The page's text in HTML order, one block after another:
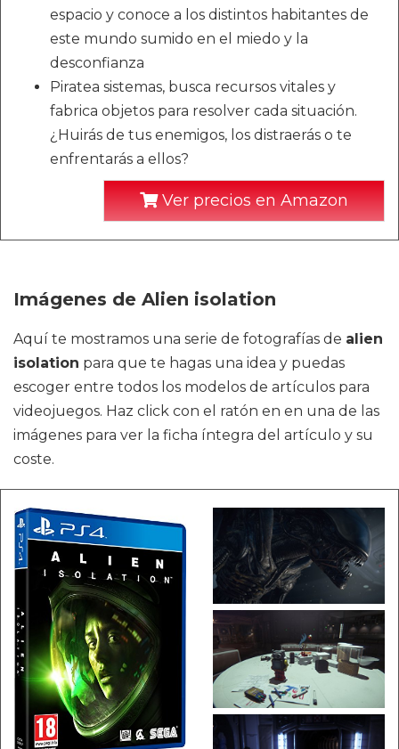
espacio y conoce a los distintos habitantes de
este mundo sumido en el miedo y la
desconfianza
Piratea sistemas, busca recursos vitales y
fabrica objetos para resolver cada situación.
¿Huirás de tus enemigos, los distraerás o te
enfrentarás a ellos?
Ver precios en Amazon
Imágenes de Alien isolation
Aquí te mostramos una serie de fotografías de alien
isolation para que te hagas una idea y puedas
escoger entre todos los modelos de artículos para
videojuegos. Haz click con el ratón en en una de las
imágenes para ver la ficha íntegra del artículo y su
coste.